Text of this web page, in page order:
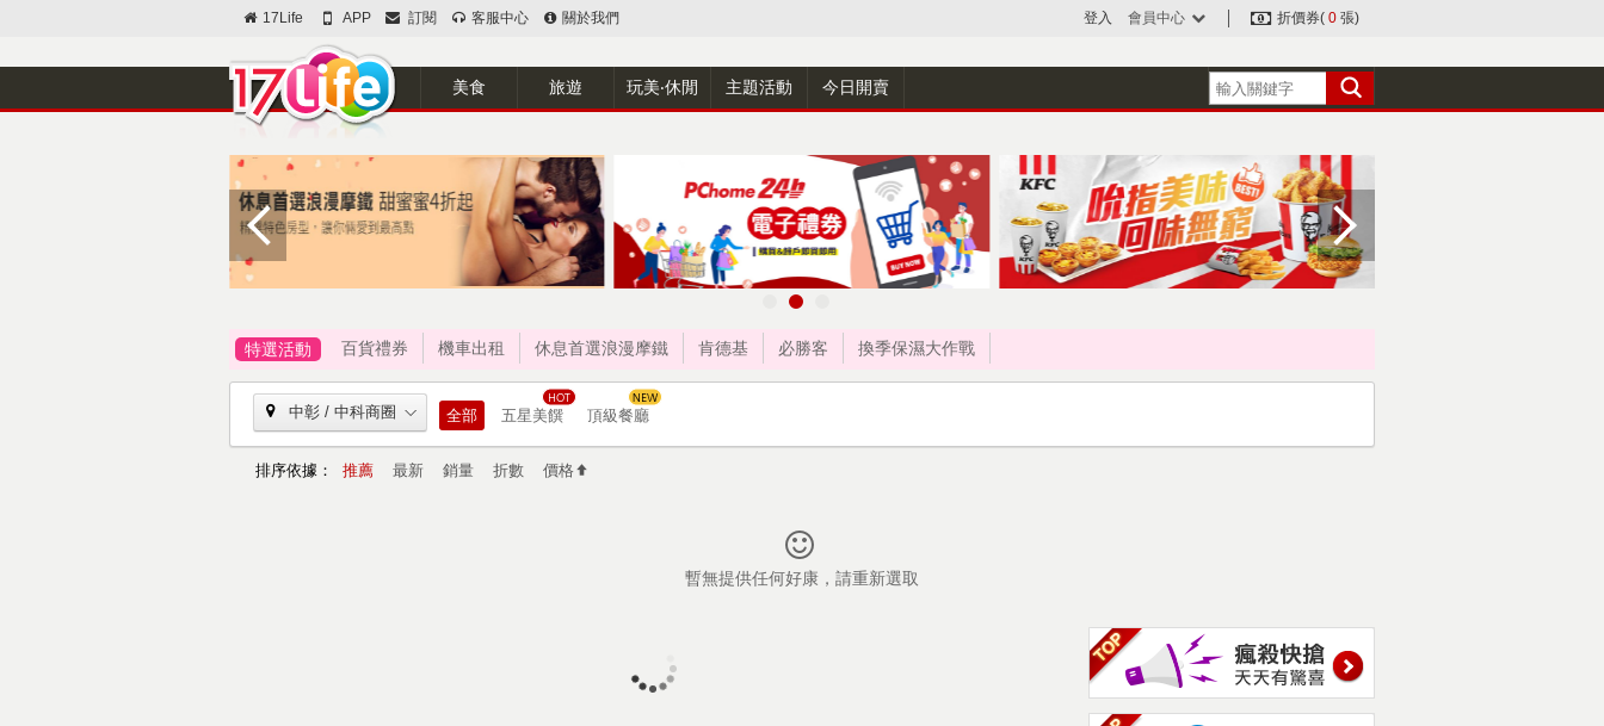
17Life APP 訂閱 客服中心 關於我們 登入 會員中心 折價券( 0 張)
美食 旅遊 玩美‧休閒 主題活動 今日開賣
特選活動 百貨禮券 機車出租 休息首選浪漫摩鐵 肯德基 必勝客 換季保濕大作戰
中彰 / 中科商圈 全部 五星美饌 頂級餐廳
排序依據： 推薦 最新 銷量 折數 價格
暫無提供任何好康，請重新選取